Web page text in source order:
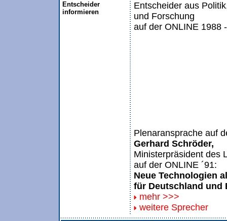
Entscheider
informieren
Entscheider aus
und Forschung
auf der ONLINE 1988
Plenaransprache auf
Gerhard Schröder,
Ministerpräsident des
auf der ONLINE ´91:
Neue Technologien
für Deutschland und
mehr >>>
weitere Sprecher